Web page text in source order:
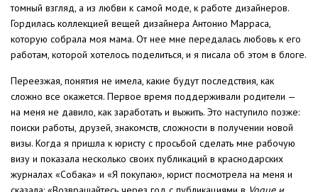
томный взгляд, а из любви к самой моде, к работе дизайнеров.
Гордилась коллекцией вещей дизайнера Антонио Марраса,
которую собрала моя мама. От нее мне передалась любовь к его
работам, которой хотелось поделиться, и я писала об этом в блоге.
Переезжая, понятия не имела, какие будут последствия, как
сложно все окажется. Первое время поддерживали родители —
на меня не давило, как заработать и выжить. Это наступило позже:
поиски работы, друзей, знакомств, сложности в получении новой
визы. Когда я пришла к юристу с просьбой сделать мне рабочую
визу и показала несколько своих публикаций в краснодарских
журналах «Собака» и «Я покупаю», юрист посмотрела на меня и